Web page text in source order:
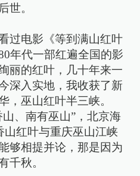
世。
过电影《等到满山红叶
年代一部红遍全国的影
丽的红叶，几十年来一
深入实地，我收获了新
，巫山红叶半三峡。
、南有巫山”，北京海
山红叶与重庆巫山江峡
够相提并论，那是因为
千秋。